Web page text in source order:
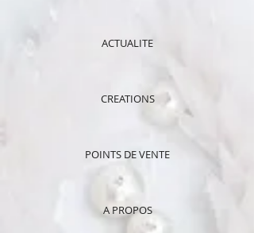
ACTUALITE
CREATIONS
POINTS DE VENTE
A PROPOS